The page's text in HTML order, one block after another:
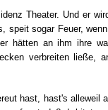
Theater. Und er
speit sogar Feuer,
hätten an ihm ihre
verbreiten ließe,
hast, hast's alleweil